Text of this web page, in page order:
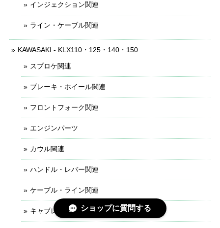
インジェクション関連
ライン・ケーブル関連
KAWASAKI - KLX110・125・140・150
スプロケ関連
ブレーキ・ホイール関連
フロントフォーク関連
エンジンパーツ
カウル関連
ハンドル・レバー関連
ケーブル・ライン関連
キャブレター関連ショップに質問する